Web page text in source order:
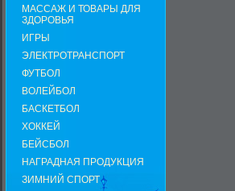
МАССАЖ И ТОВАРЫ ДЛЯ
ЗДОРОВЬЯ
ИГРЫ
ЭЛЕКТРОТРАНСПОРТ
ФУТБОЛ
ВОЛЕЙБОЛ
БАСКЕТБОЛ
ХОККЕЙ
БЕЙСБОЛ
НАГРАДНАЯ ПРОДУКЦИЯ
ЗИМНИЙ СПОРТ